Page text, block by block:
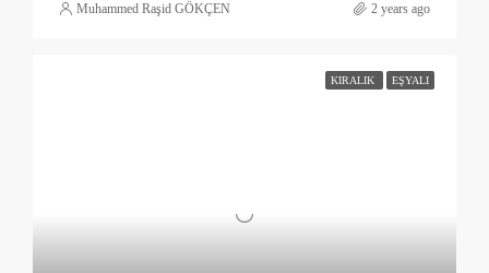
Muhammed Raşid GÖKÇEN 2 years ago
KIRALIK EŞYALI